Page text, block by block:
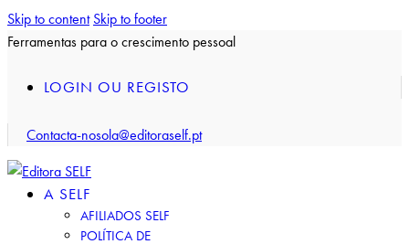
Skip to content Skip to footer
Ferramentas para o crescimento pessoal
LOGIN OU REGISTO
Contacta-nosola@editoraself.pt
A SELF
AFILIADOS SELF
POLÍTICA DE